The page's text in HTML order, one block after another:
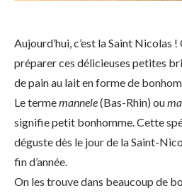
Aujourd’hui, c’est la Saint Nicolas
préparer ces délicieuses petites
de pain au lait en forme de
Le termemannele(Bas-Rhin) ou
signifie petit bonhomme. Cette
déguste dès le jour de la Saint-
fin d’année.
On les trouve dans beaucoup de